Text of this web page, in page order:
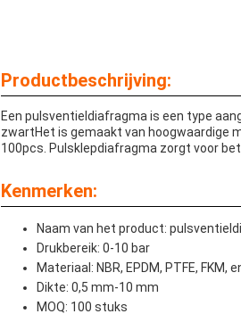
Productbeschrijving:
Een pulsventieldiafragma is een type
zwartHet is gemaakt van hoogwaardige
100pcs. Pulsklepdiafragma zorgt voor
Kenmerken:
Naam van het product:
Drukbereik: 0-10 bar
Materiaal: NBR, EPDM, PTFE, FKM,
Dikte: 0,5 mm-10 mm
MOQ: 100 stuks